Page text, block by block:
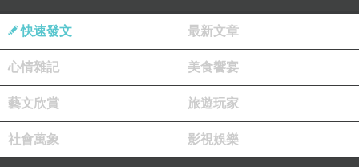
上一篇：
下一篇：
快速發文 最新文章
心情雜記 美食饗宴
藝文欣賞 旅遊玩家
社會萬象 影視娛樂